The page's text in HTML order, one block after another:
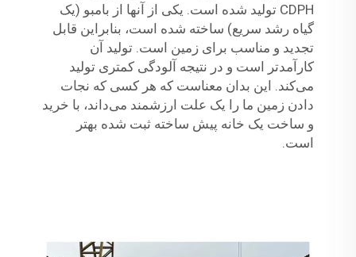
CDPH تولید شده است. یکی از آنها از بامبو (یک
گیاه رشد سریع) ساخته شده است، بنابراین قابل
تجدید و مناسب برای زمین است. تولید آن
کارآمدتر است و در نتیجه آلودگی کمتری تولید
می‌کند. این بدان معناست که هر کسی که نجات
دادن زمین ما را یک علت ارزشمند می‌داند، با خرید
و ساخت یک خانه پیش ساخته ثبت شده بهتر
است.